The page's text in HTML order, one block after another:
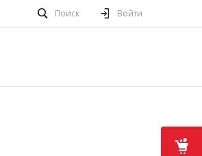
Поиск Войти